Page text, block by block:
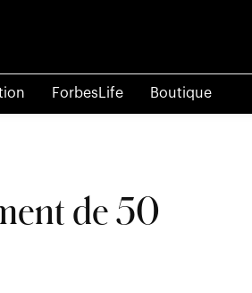
ForbesLife Boutique
de 50